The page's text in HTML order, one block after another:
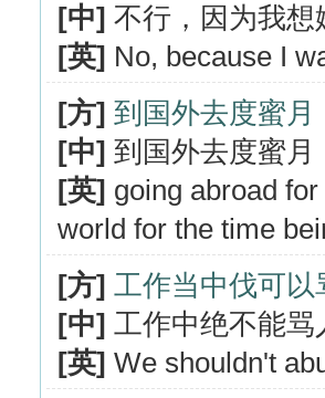
[中] 不行，因为我想
[英] No, because I
[方] 到国外去度蜜
[中] 到国外去度蜜
[英] going abroad
world for the time
[方] 工作当中伐可
[中] 工作中绝不能骂
[英] We shouldn't